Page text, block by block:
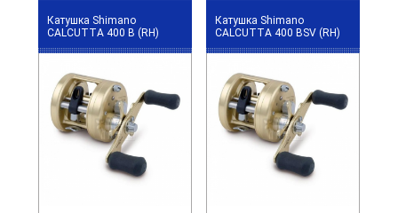
Катушка Shimano
CALCUTTA 400 B (RH)
Катушка Shimano
CALCUTTA 400 BSV (RH)